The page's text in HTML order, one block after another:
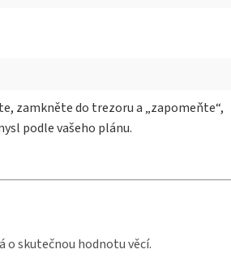
zamkněte do trezoru a „zapomeňte“,
podle vašeho plánu.
o skutečnou hodnotu věcí.